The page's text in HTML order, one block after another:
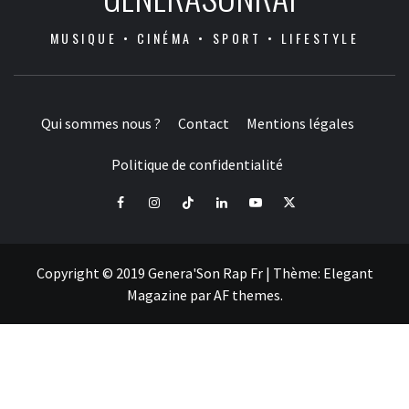
MUSIQUE • CINÉMA • SPORT • LIFESTYLE
Qui sommes nous ? Contact Mentions légales
Politique de confidentialité
FacebookInstagramTiktok LinkedInYoutube
X
Copyright © 2019 Genera'Son Rap Fr | Thème: Elegant
Magazine parAF themes.